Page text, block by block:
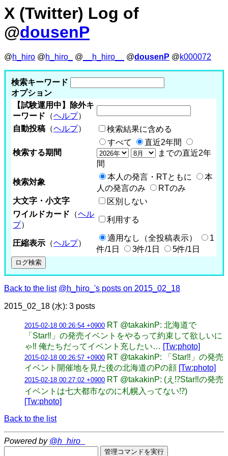
X (Twitter) Log of
@dousenP
@h_hiro @h_hiro_ @ __h_hiro__ @dousenP @k000072
検索キーワード
オプション
【試験運用中】除外キ
ーワード （ヘルプ）
自動投稿 （ヘルプ） 検索結果に含める
検索する期間
すべて
直近2年間
までの直近2年
間
検索対象
本人の発言・RTともに
本
人の発言のみ
RTのみ
大文字・小文字
区別しない
ワイルドカード （ヘル
プ）
利用する
圧縮表示 （ヘルプ）
適用なし（全投稿表示）
1
件/1日
3件/1日 5件/1日
Back to the list @h_hiro_'s posts on 2015_02_18
2015_02_18 (水): 3 posts
2015-02-18 00:26:54 +0900 RT @takakinP: 北海道で
「Star‼︎」の発売イベントをやるって約束して欲しいに
ゃ‼︎ 俺たちだってイベント充したい… [Tw:photo]
2015-02-18 00:26:57 +0900 RT @takakinP: 「Star‼︎」の発売
イベント開催地を見た後の北海道のPの顔 [Tw:photo]
2015-02-18 00:27:02 +0900 RT @takakinP: (え⁉︎Star‼︎の発売
イベントは七大都市なのに札幌入ってない⁉︎)
[Tw:photo]
Back to the list
Powered by @h_hiro_